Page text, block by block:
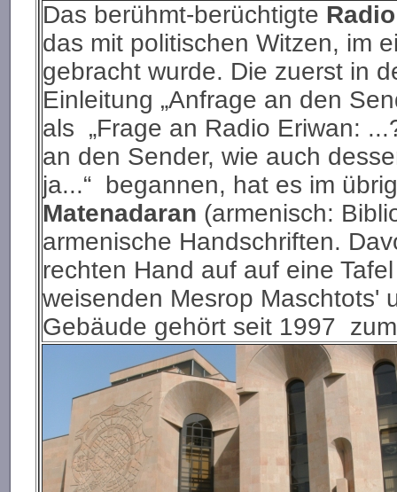
Das berühmt-berüchtigte
das mit politischen Witzen, im
gebracht wurde. Die zuerst in
Einleitung „Anfrage an den
als „Frage an Radio Eriwan:
an den Sender, wie auch
ja...“ begannen, hat es im
Matenadaran (armenisch:
armenische Handschriften.
rechten Hand auf auf eine
weisenden Mesrop Maschtots'
Gebäude gehört seit 1997